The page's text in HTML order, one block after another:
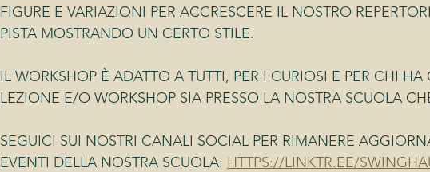
FIGURE E VARIAZIONI PER ACCRESCERE IL NOSTRO
PISTA MOSTRANDO UN CERTO STILE.
IL WORKSHOP È ADATTO A TUTTI, PER I CURIOSI E PER CHI
LEZIONE E/O WORKSHOP SIA PRESSO LA NOSTRA SCUOLA
SEGUICI SUI NOSTRI CANALI SOCIAL PER RIMANERE
EVENTI DELLA NOSTRA SCUOLA: HTTPS://LINKTR.EE/